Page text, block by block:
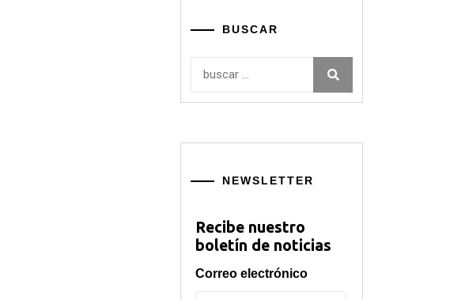
BUSCAR
NEWSLETTER
Recibe nuestro
boletín de noticias
Correo electrónico